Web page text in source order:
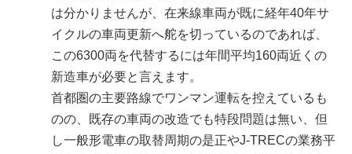
は分かりませんが、在来線車両が既に経年40年サ
イクルの車両更新へ舵を切っているのであれば、
この6300両を代替するには年間平均160両近くの
新造車が必要と言えます。
首都圏の主要路線でワンマン運転を控えているも
のの、既存の車両の改造でも特段問題は無い、但
し一般形電車の取替周期の是正やJ-TRECの業務平